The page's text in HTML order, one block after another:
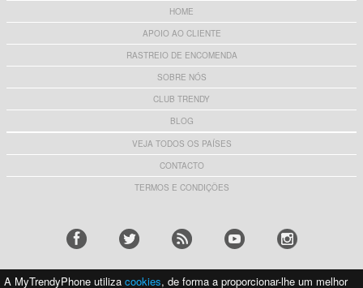
HOME
APOIO AO CLIENTE
RASTREIO DE ENCOMENDA
SOBRE NÓS
CLUB TRENDY
BLOG
VEJA TODOS OS PAÍSES
CONTACTO
TERMOS E CONDIÇÕES
A MyTrendyPhone utiliza cookies, de forma a proporcionar-lhe um melhor